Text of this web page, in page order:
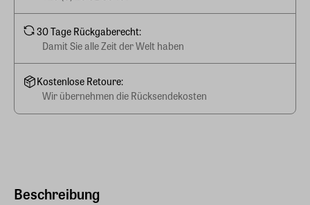
Beschreibung
30 Tage Rückgaberecht:
Damit Sie alle Zeit der Welt haben
Kostenlose Retoure:
Wir übernehmen die Rücksendekosten